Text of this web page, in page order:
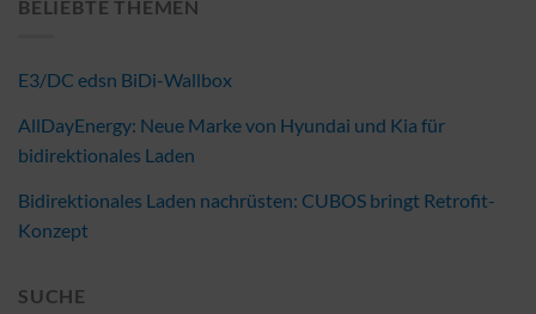
BELIEBTE THEMEN
E3/DC edsn BiDi-Wallbox
AllDayEnergy: Neue Marke von Hyundai und Kia für
bidirektionales Laden
Bidirektionales Laden nachrüsten: CUBOS bringt Retrofit-
Konzept
SUCHE